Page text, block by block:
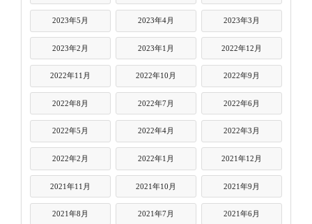
2023年5月 2023年4月 2023年3月
2023年2月 2023年1月 2022年12月
2022年11月 2022年10月 2022年9月
2022年8月 2022年7月 2022年6月
2022年5月 2022年4月 2022年3月
2022年2月 2022年1月 2021年12月
2021年11月 2021年10月 2021年9月
2021年8月 2021年7月 2021年6月